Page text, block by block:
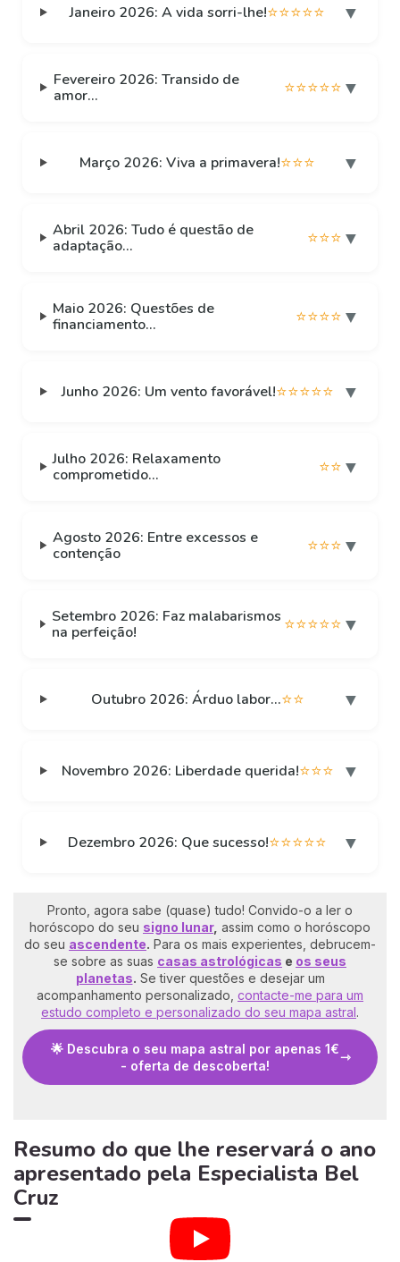
Janeiro 2026: A vida sorri-lhe!⭐⭐⭐⭐⭐ ▼
Fevereiro 2026: Transido de
amor...
⭐⭐⭐⭐⭐ ▼
Março 2026: Viva a primavera!⭐⭐⭐ ▼
Abril 2026: Tudo é questão de
adaptação...
⭐⭐⭐ ▼
Maio 2026: Questões de
financiamento...
⭐⭐⭐⭐ ▼
Junho 2026: Um vento favorável!⭐⭐⭐⭐⭐ ▼
Julho 2026: Relaxamento
comprometido...
⭐⭐ ▼
Agosto 2026: Entre excessos e
contenção
⭐⭐⭐ ▼
Setembro 2026: Faz malabarismos
na perfeição!
⭐⭐⭐⭐⭐ ▼
Outubro 2026: Árduo labor...⭐⭐ ▼
Novembro 2026: Liberdade querida!⭐⭐⭐ ▼
Dezembro 2026: Que sucesso!⭐⭐⭐⭐⭐ ▼
Pronto, agora sabe (quase) tudo! Convido-o a ler o
horóscopo do seu signo lunar, assim como o horóscopo
do seu ascendente. Para os mais experientes, debrucem-
se sobre as suas casas astrológicas e os seus
planetas. Se tiver questões e desejar um
acompanhamento personalizado, contacte-me para um
estudo completo e personalizado do seu mapa astral.
🌟 Descubra o seu mapa astral por apenas 1€
- oferta de descoberta!
Resumo do que lhe reservará o ano
apresentado pela Especialista Bel
Cruz